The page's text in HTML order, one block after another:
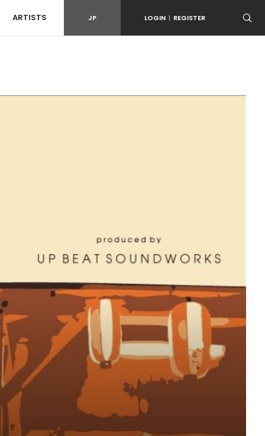
ARTISTS JP LOGIN | REGISTER